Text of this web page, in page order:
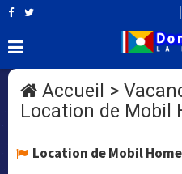
Accueil >
Location de Mobil
Location de Mobil Home